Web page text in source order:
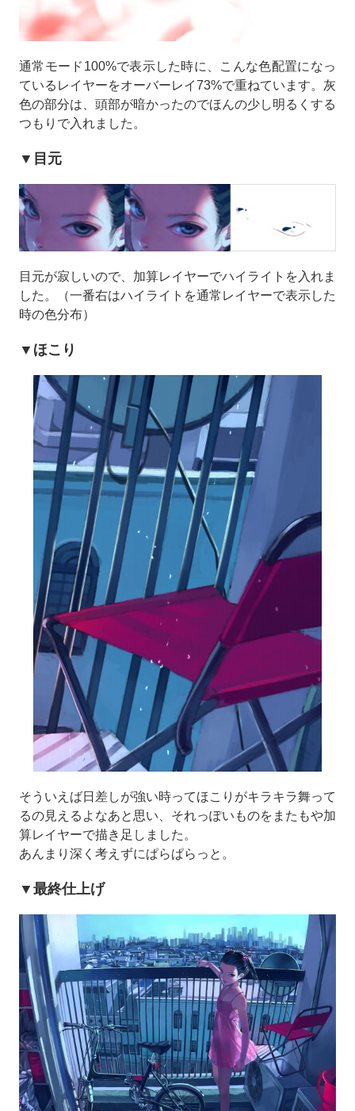
通常モード100%で表示した時に、こんな色配置になっ
ているレイヤーをオーバーレイ73%で重ねています。灰
色の部分は、頭部が暗かったのでほんの少し明るくする
つもりで入れました。
▼目元
目元が寂しいので、加算レイヤーでハイライトを入れま
した。（一番右はハイライトを通常レイヤーで表示した
時の色分布）
▼ほこり
そういえば日差しが強い時ってほこりがキラキラ舞って
るの見えるよなあと思い、それっぽいものをまたもや加
算レイヤーで描き足しました。
あんまり深く考えずにぱらぱらっと。
▼最終仕上げ